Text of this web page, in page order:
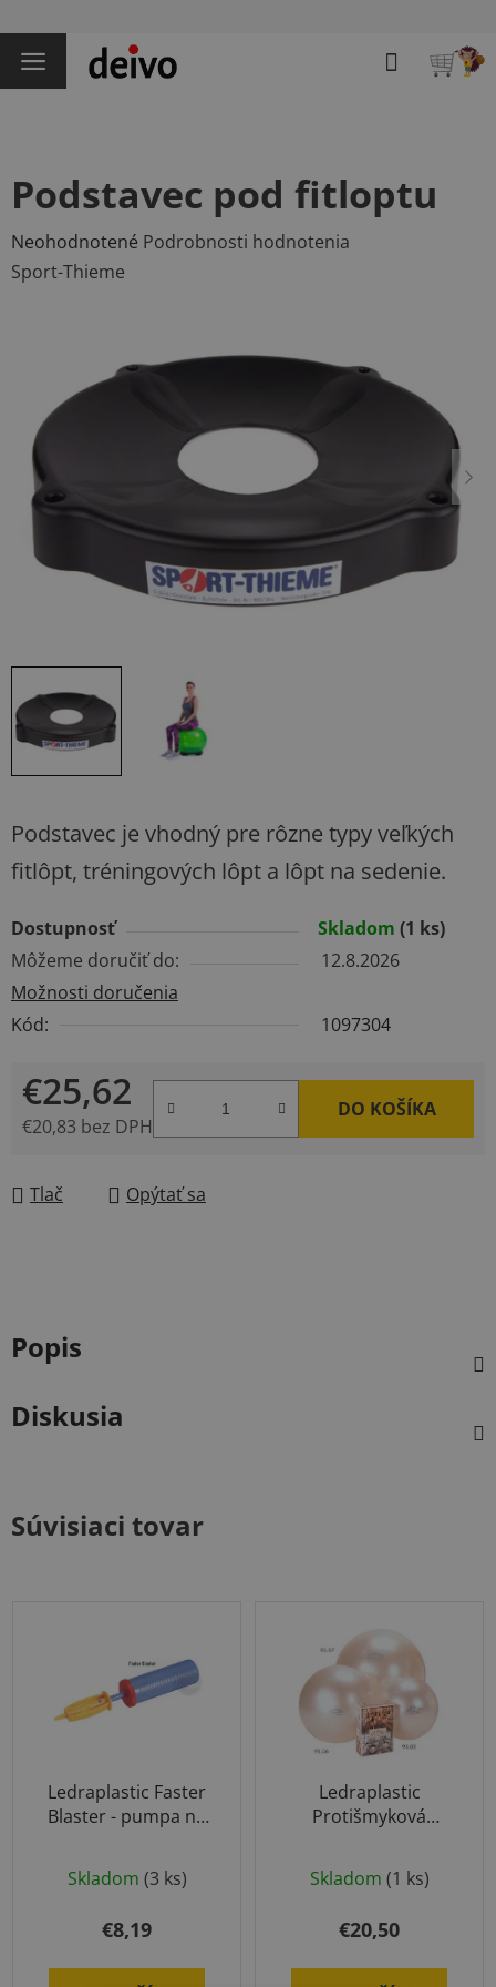
na
obsah
Hľadať
Podstavec je vhodný pre rôzne typy veľkých
fitlôpt, tréningových lôpt a lôpt na sedenie.
Dostupnosť Skladom (1 ks)
Môžeme doručiť do:
12.8.2026
Možnosti doručenia
Kód:
1097304
€25,62
€20,83 bez DPH
DO KOŠÍKA
Tlač Opýtať sa
Podstavec pod fitloptu
Priemerné
hodnotenie
hviezdičiek.
Neohodnotené Podrobnosti hodnotenia
Sport-Thieme
Popis
Diskusia
Súvisiaci tovar
Ledraplastic Faster
Blaster - pumpa na
hodnotenie
produktu
4,5
Skladom (3 ks)
€8,19
Ledraplastic
Protišmyková
55cm
Skladom (1 ks)
€20,50